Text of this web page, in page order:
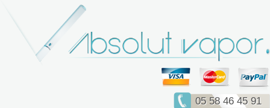
05 58 46 45 91